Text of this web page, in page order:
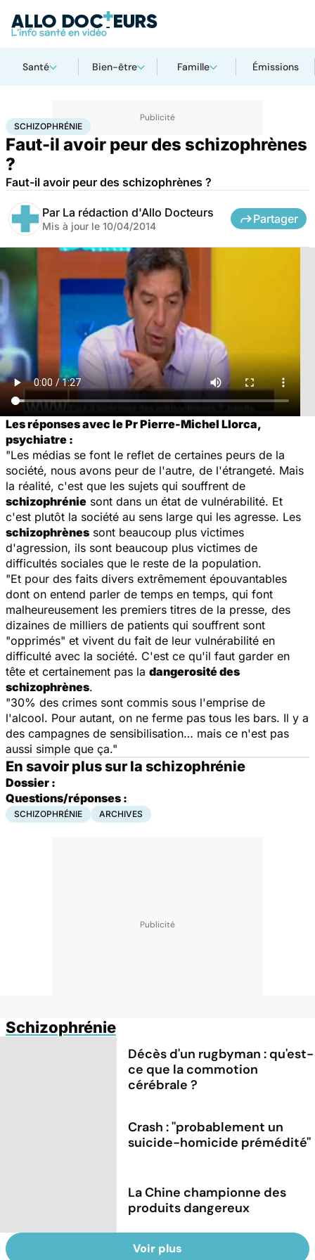
Santé Bien-être Famille Émissions
AccueilBien-êtrePsycho Schizophrénie
SCHIZOPHRÉNIE
Faut-il avoir peur des schizophrènes
?
Faut-il avoir peur des schizophrènes ?
Par La rédaction d'Allo Docteurs
Mis à jour le 10/04/2014
Partager
Les réponses avec le Pr Pierre-Michel Llorca,
psychiatre :
"Les médias se font le reflet de certaines peurs de la
société, nous avons peur de l'autre, de l'étrangeté. Mais
la réalité, c'est que les sujets qui souffrent de
schizophrénie sont dans un état de vulnérabilité. Et
c'est plutôt la société au sens large qui les agresse. Les
schizophrènes sont beaucoup plus victimes
d'agression, ils sont beaucoup plus victimes de
difficultés sociales que le reste de la population.
"Et pour des faits divers extrêmement épouvantables
dont on entend parler de temps en temps, qui font
malheureusement les premiers titres de la presse, des
dizaines de milliers de patients qui souffrent sont
"opprimés" et vivent du fait de leur vulnérabilité en
difficulté avec la société. C'est ce qu'il faut garder en
tête et certainement pas la dangerosité des
schizophrènes.
"30% des crimes sont commis sous l'emprise de
l'alcool. Pour autant, on ne ferme pas tous les bars. Il y a
des campagnes de sensibilisation… mais ce n'est pas
aussi simple que ça."
En savoir plus sur la schizophrénie
Dossier :
Questions/réponses :
SCHIZOPHRÉNIE ARCHIVES
Schizophrénie
Décès d'un rugbyman : qu'est-
ce que la commotion
cérébrale ?
Crash : ''probablement un
suicide-homicide prémédité''
La Chine championne des
produits dangereux
Voir plus